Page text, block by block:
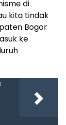
di
kita tindak
Bogor
ke